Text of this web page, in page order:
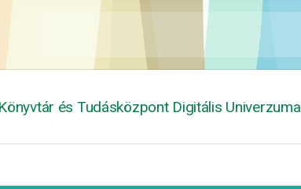
és Tudásközpont Digitális Univerzuma